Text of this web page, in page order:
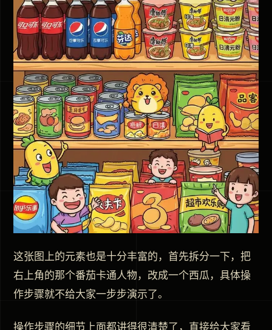
这张图上的元素也是十分丰富的，首先拆分一下，把
右上角的那个番茄卡通人物，改成一个西瓜，具体操
作步骤就不给大家一步步演示了。
操作步骤的细节上面都讲得很清楚了，直接给大家看